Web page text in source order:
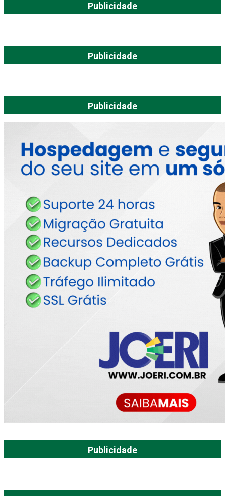
Publicidade
Publicidade
Publicidade
Publicidade